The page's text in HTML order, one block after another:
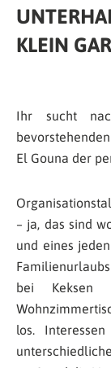
LEIN
Ihr sucht
El Gouna der
– ja, das sind
und eines
bei
los.